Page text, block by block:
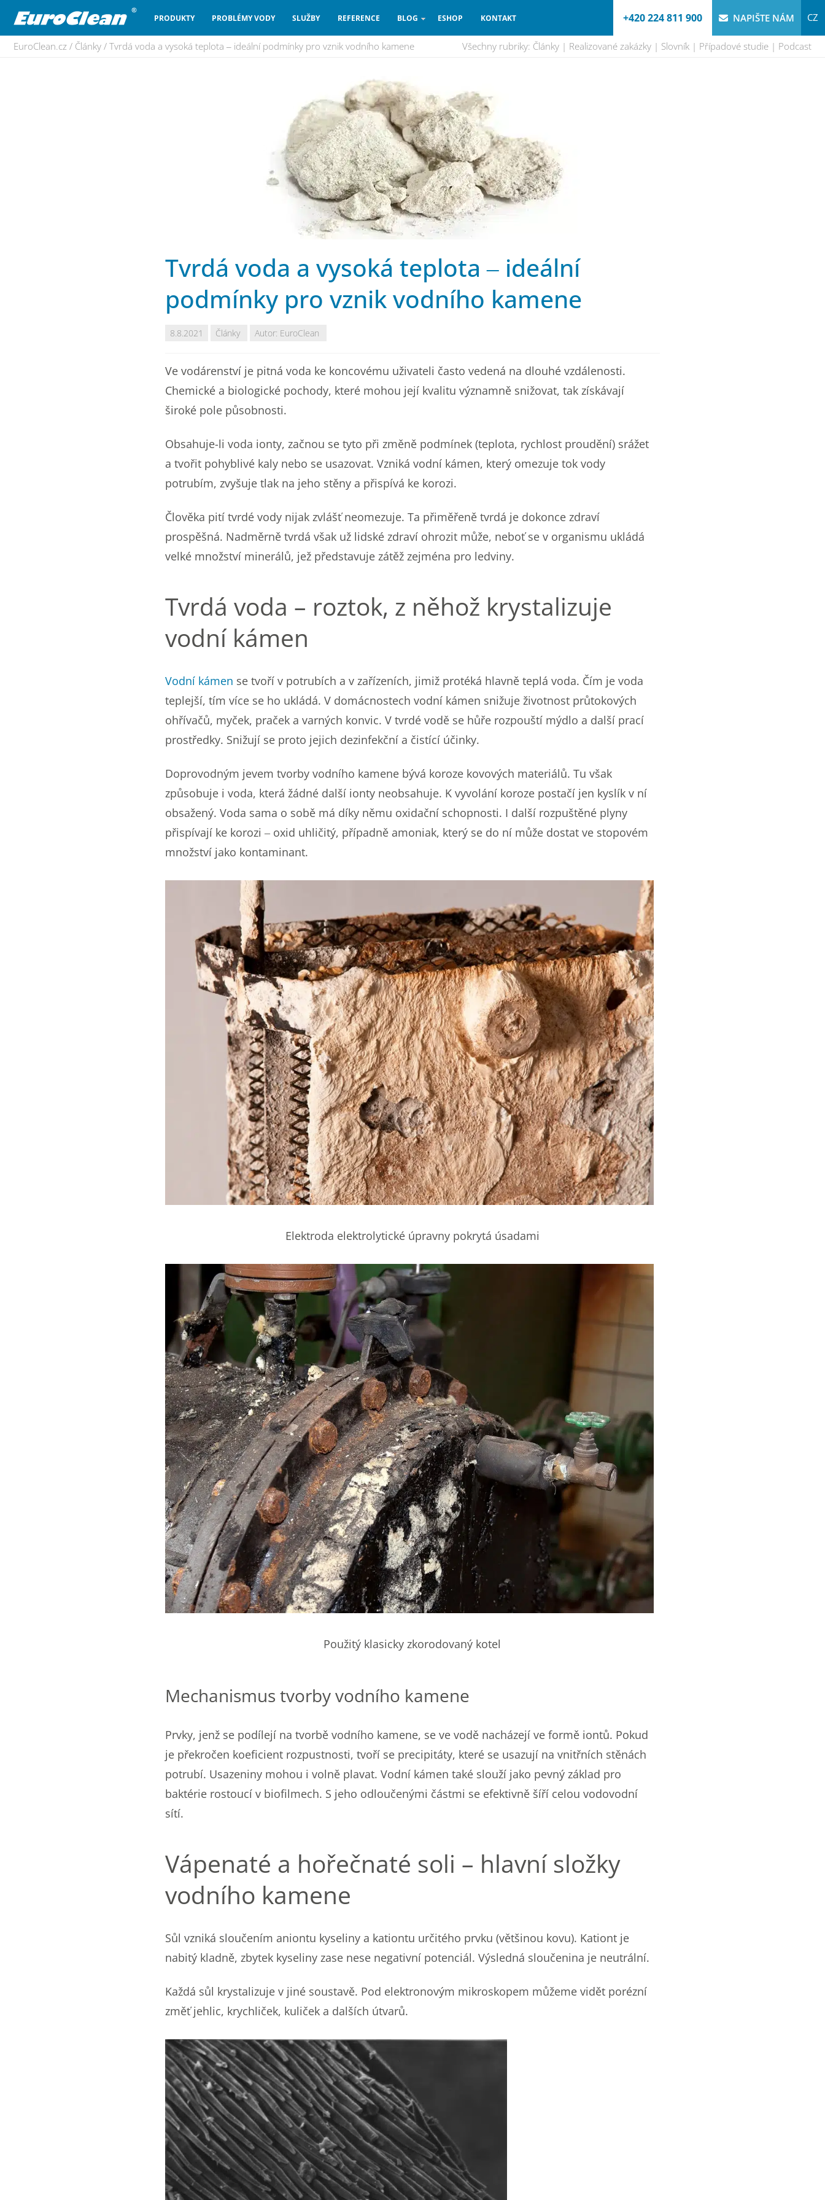
PRODUKTY PROBLÉMY VODY SLUŽBY REFERENCE BLOG ESHOP KONTAKT CZ
NAPIŠTE NÁM
+420 224 811 900
EuroClean.cz / Články / Tvrdá voda a vysoká teplota ‒ ideální podmínky pro vznik vodního kamene Všechny rubriky: Články Realizované zakázky Slovník Případové studie Podcast
Tvrdá voda a vysoká teplota ‒ ideální
podmínky pro vznik vodního kamene
8.8.2021 Články Autor: EuroClean
Ve vodárenství je pitná voda ke koncovému uživateli často vedená na dlouhé vzdálenosti.
Chemické a biologické pochody, které mohou její kvalitu významně snižovat, tak získávají
široké pole působnosti.
Obsahuje-li voda ionty, začnou se tyto při změně podmínek (teplota, rychlost proudění) srážet
a tvořit pohyblivé kaly nebo se usazovat. Vzniká vodní kámen, který omezuje tok vody
potrubím, zvyšuje tlak na jeho stěny a přispívá ke korozi.
Člověka pití tvrdé vody nijak zvlášť neomezuje. Ta přiměřeně tvrdá je dokonce zdraví
prospěšná. Nadměrně tvrdá však už lidské zdraví ohrozit může, neboť se v organismu ukládá
velké množství minerálů, jež představuje zátěž zejména pro ledviny.
Tvrdá voda – roztok, z něhož krystalizuje
vodní kámen
Vodní kámen se tvoří v potrubích a v zařízeních, jimiž protéká hlavně teplá voda. Čím je voda
teplejší, tím více se ho ukládá. V domácnostech vodní kámen snižuje životnost průtokových
ohřívačů, myček, praček a varných konvic. V tvrdé vodě se hůře rozpouští mýdlo a další prací
prostředky. Snižují se proto jejich dezinfekční a čistící účinky.
Doprovodným jevem tvorby vodního kamene bývá koroze kovových materiálů. Tu však
způsobuje i voda, která žádné další ionty neobsahuje. K vyvolání koroze postačí jen kyslík v ní
obsažený. Voda sama o sobě má díky němu oxidační schopnosti. I další rozpuštěné plyny
přispívají ke korozi ‒ oxid uhličitý, případně amoniak, který se do ní může dostat ve stopovém
množství jako kontaminant.
Elektroda elektrolytické úpravny pokrytá úsadami
Použitý klasicky zkorodovaný kotel
Mechanismus tvorby vodního kamene
Prvky, jenž se podílejí na tvorbě vodního kamene, se ve vodě nacházejí ve formě iontů. Pokud
je překročen koeficient rozpustnosti, tvoří se precipitáty, které se usazují na vnitřních stěnách
potrubí. Usazeniny mohou i volně plavat. Vodní kámen také slouží jako pevný základ pro
baktérie rostoucí v biofilmech. S jeho odloučenými částmi se efektivně šíří celou vodovodní
sítí.
Vápenaté a hořečnaté soli – hlavní složky
vodního kamene
Sůl vzniká sloučením aniontu kyseliny a kationtu určitého prvku (většinou kovu). Kationt je
nabitý kladně, zbytek kyseliny zase nese negativní potenciál. Výsledná sloučenina je neutrální.
Každá sůl krystalizuje v jiné soustavě. Pod elektronovým mikroskopem můžeme vidět porézní
změť jehlic, krychliček, kuliček a dalších útvarů.